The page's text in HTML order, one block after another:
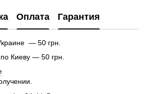
Оплата Гарантия
— 50 грн.
Киеву — 50 грн.